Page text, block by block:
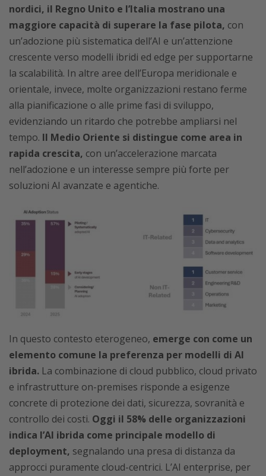
nordici, il Regno Unito e l’Italia mostrano una
maggiore capacità di superare la fase pilota, con
un’adozione più sistematica dell’AI e un’attenzione
crescente verso modelli ibridi ed edge per supportarne
la scalabilità. In altre aree dell’Europa meridionale e
orientale, invece, molte organizzazioni restano ferme
alla pianificazione o alle prime fasi di sviluppo,
evidenziando un ritardo che potrebbe ampliarsi nel
tempo. Il Medio Oriente si distingue come area in
rapida crescita, con un’accelerazione marcata
nell’adozione e un interesse sempre più forte per
soluzioni AI avanzate e agentiche.
In questo contesto eterogeneo, emerge con come un
elemento comune la preferenza per modelli di AI
ibrida. La combinazione di cloud pubblico, cloud privato
e infrastrutture on-premises risponde a esigenze
concrete di protezione dei dati, sicurezza, sovranità e
controllo dei costi. Oggi il 58% delle organizzazioni
indica l’AI ibrida come principale modello di
deployment, segnalando una presa di distanza da
approcci puramente cloud-centrici. L’AI enterprise, per